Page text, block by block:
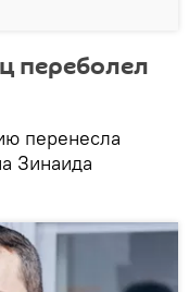
переболел
перенесла
Зинаида